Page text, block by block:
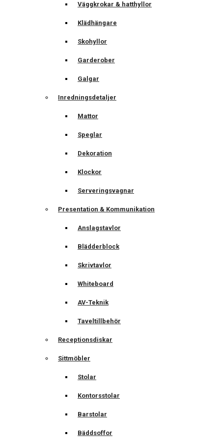
Väggkrokar & hatthyllor
Klädhängare
Skohyllor
Garderober
Galgar
Inredningsdetaljer
Mattor
Speglar
Dekoration
Klockor
Serveringsvagnar
Presentation & Kommunikation
Anslagstavlor
Blädderblock
Skrivtavlor
Whiteboard
AV-Teknik
Taveltillbehör
Receptionsdiskar
Sittmöbler
Stolar
Kontorsstolar
Barstolar
Bäddsoffor